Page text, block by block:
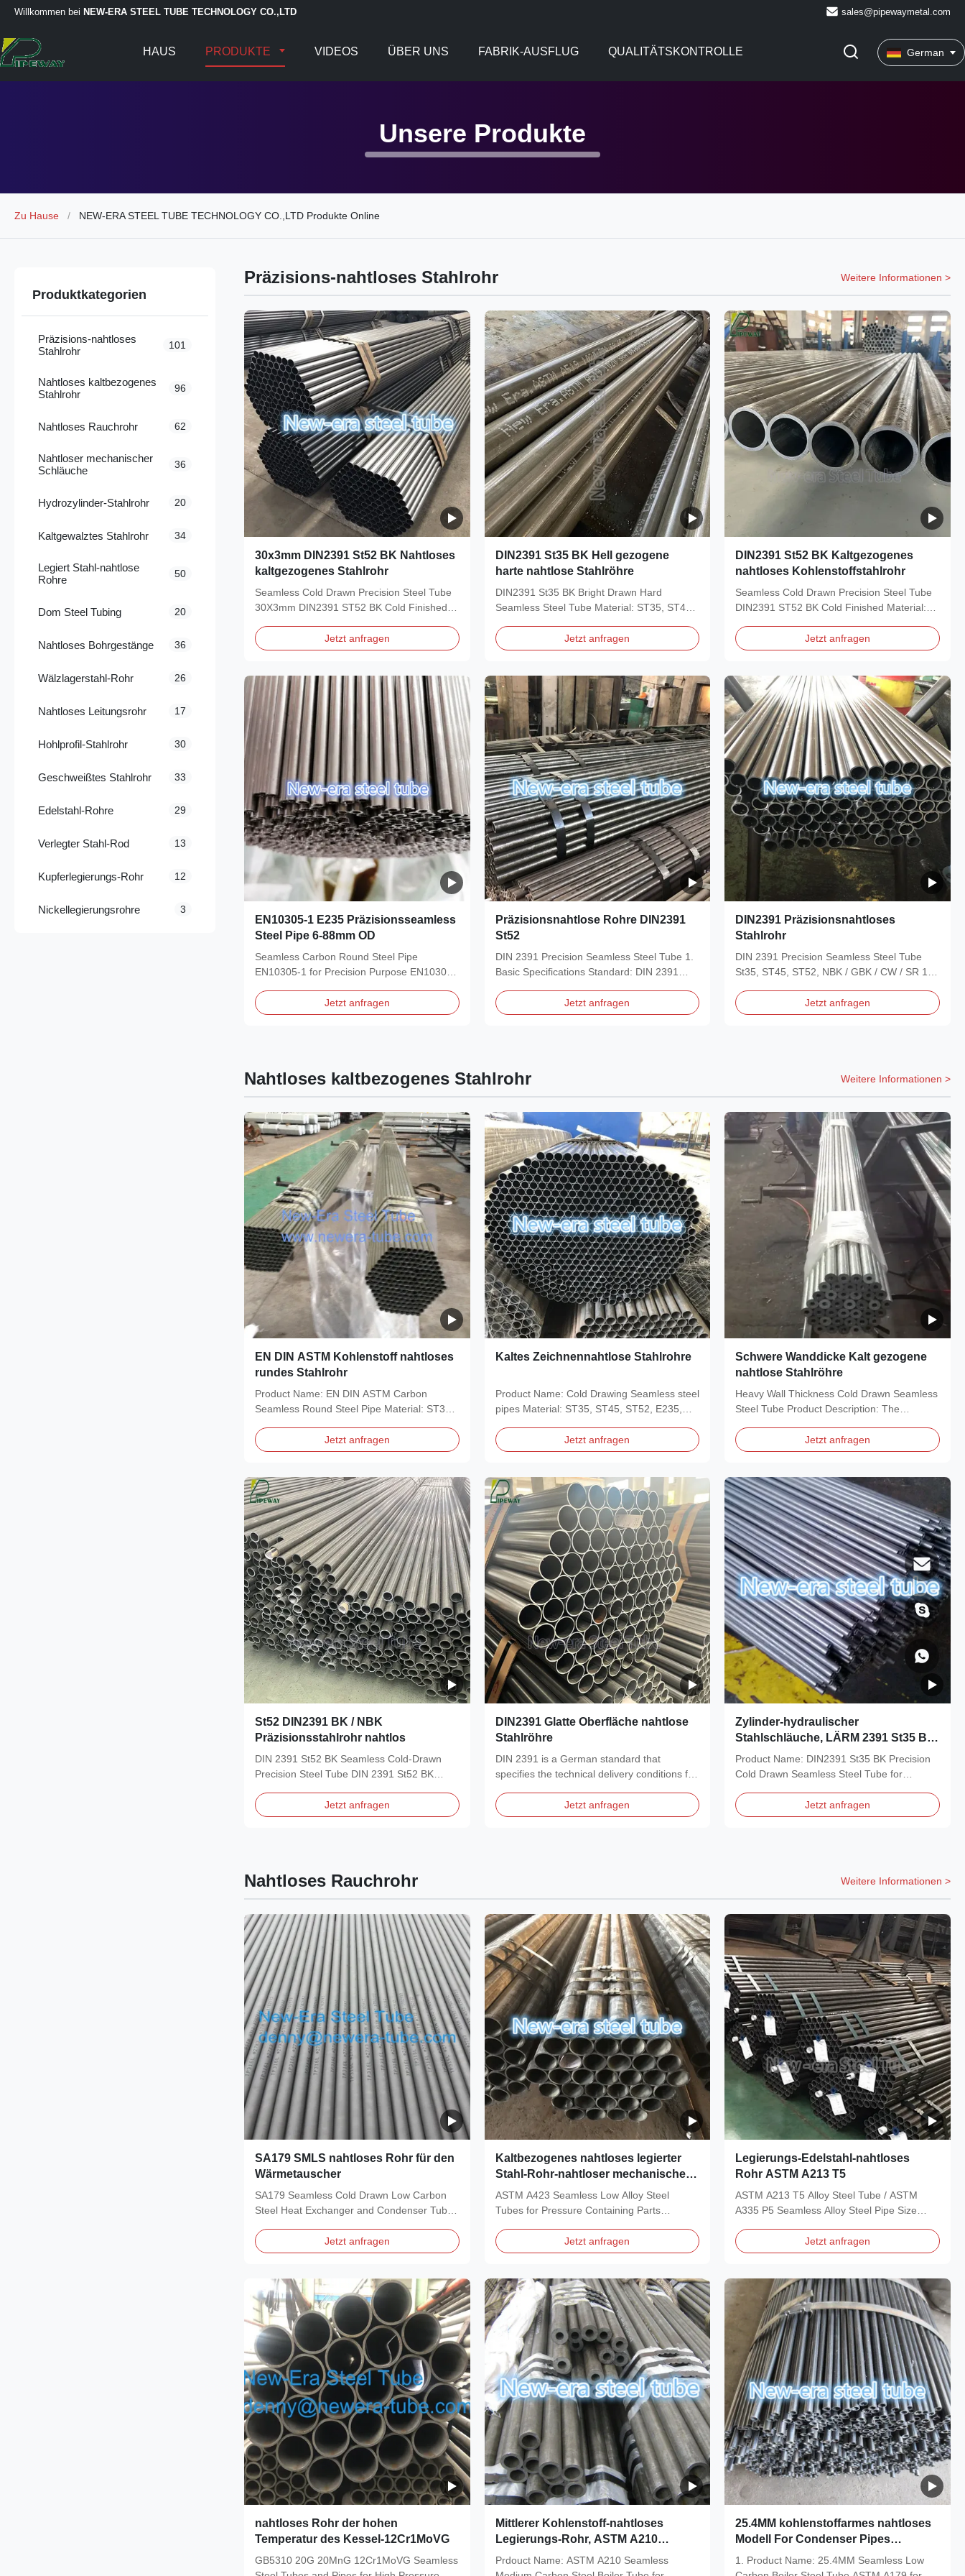
Willkommen bei NEW-ERA STEEL TUBE TECHNOLOGY CO.,LTD sales@pipewaymetal.com
HAUS PRODUKTE VIDEOS ÜBER UNS FABRIK-AUSFLUG QUALITÄTSKONTROLLE German
Unsere Produkte
Zu Hause / NEW-ERA STEEL TUBE TECHNOLOGY CO.,LTD Produkte Online
Produktkategorien
Präzisions-nahtloses
Stahlrohr
101
Nahtloses kaltbezogenes
Stahlrohr
96
Nahtloses Rauchrohr 62
Nahtloser mechanischer
Schläuche
36
Hydrozylinder-Stahlrohr 20
Kaltgewalztes Stahlrohr 34
Legiert Stahl-nahtlose
Rohre
50
Dom Steel Tubing 20
Nahtloses Bohrgestänge 36
Wälzlagerstahl-Rohr 26
Nahtloses Leitungsrohr 17
Hohlprofil-Stahlrohr 30
Geschweißtes Stahlrohr 33
Edelstahl-Rohre 29
Verlegter Stahl-Rod 13
Kupferlegierungs-Rohr 12
Nickellegierungsrohre 3
Präzisions-nahtloses Stahlrohr Weitere Informationen >
30x3mm DIN2391 St52 BK Nahtloses
kaltgezogenes Stahlrohr
Seamless Cold Drawn Precision Steel Tube
30X3mm DIN2391 ST52 BK Cold Finished
Jetzt anfragen
DIN2391 St35 BK Hell gezogene
harte nahtlose Stahlröhre
DIN2391 St35 BK Bright Drawn Hard
Seamless Steel Tube Material: ST35, ST45,
Jetzt anfragen
DIN2391 St52 BK Kaltgezogenes
nahtloses Kohlenstoffstahlrohr
Seamless Cold Drawn Precision Steel Tube
DIN2391 ST52 BK Cold Finished Material:
Jetzt anfragen
EN10305-1 E235 Präzisionsseamless
Steel Pipe 6-88mm OD
Seamless Carbon Round Steel Pipe
EN10305-1 for Precision Purpose EN10305-
Jetzt anfragen
Präzisionsnahtlose Rohre DIN2391
St52
DIN 2391 Precision Seamless Steel Tube ‌1.
Basic Specifications‌ ‌Standard‌: DIN 2391
Jetzt anfragen
DIN2391 Präzisionsnahtloses
Stahlrohr
‌DIN 2391 Precision Seamless Steel Tube
St35, ST45, ST52, NBK / GBK / CW / SR 1.
Jetzt anfragen
Nahtloses kaltbezogenes Stahlrohr Weitere Informationen >
EN DIN ASTM Kohlenstoff nahtloses
rundes Stahlrohr
Product Name: EN DIN ASTM Carbon
Seamless Round Steel Pipe Material: ST35,
Jetzt anfragen
Kaltes Zeichnennahtlose Stahlrohre
Product Name: Cold Drawing Seamless steel
pipes Material: ST35, ST45, ST52, E235,
Jetzt anfragen
Schwere Wanddicke Kalt gezogene
nahtlose Stahlröhre
Heavy Wall Thickness Cold Drawn Seamless
Steel Tube Product Description: The
Jetzt anfragen
St52 DIN2391 BK / NBK
Präzisionsstahlrohr nahtlos
DIN 2391 St52 BK Seamless Cold-Drawn
Precision Steel Tube DIN 2391 St52 BK
Jetzt anfragen
DIN2391 Glatte Oberfläche nahtlose
Stahlröhre
DIN 2391 is a German standard that
specifies the technical delivery conditions for
Jetzt anfragen
Zylinder-hydraulischer
Stahlschläuche, LÄRM 2391 St35 BK
Präzisions-schwere Wand-Stahlrohr
Product Name: DIN2391 St35 BK Precision
Cold Drawn Seamless Steel Tube for
Jetzt anfragen
Nahtloses Rauchrohr Weitere Informationen >
SA179 SMLS nahtloses Rohr für den
Wärmetauscher
SA179 Seamless Cold Drawn Low Carbon
Steel Heat Exchanger and Condenser Tubes
Jetzt anfragen
Kaltbezogenes nahtloses legierter
Stahl-Rohr-nahtloser mechanischer
Schläuche ASTM A423
ASTM A423 Seamless Low Alloy Steel
Tubes for Pressure Containing Parts
Jetzt anfragen
Legierungs-Edelstahl-nahtloses
Rohr ASTM A213 T5
ASTM A213 T5 Alloy Steel Tube / ASTM
A335 P5 Seamless Alloy Steel Pipe Size
Jetzt anfragen
nahtloses Rohr der hohen
Temperatur des Kessel-12Cr1MoVG
GB5310 20G 20MnG 12Cr1MoVG Seamless
Mittlerer Kohlenstoff-nahtloses
Legierungs-Rohr, ASTM A210
Baustahl-Rohr für Überhitzer
Prdouct Name: ASTM A210 Seamless
25.4MM kohlenstoffarmes nahtloses
Modell For Condenser Pipes
Rauchrohr-ASTM A179
1. Product Name: 25.4MM Seamless Low